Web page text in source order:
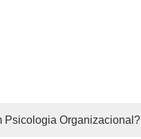
Psicologia Organizacional?